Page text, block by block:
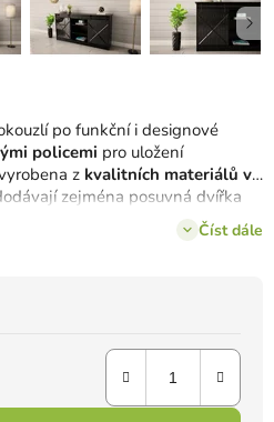
po funkční i designové
policemi pro uložení
z kvalitních materiálů v
zejména posuvná dvířka
Číst dále